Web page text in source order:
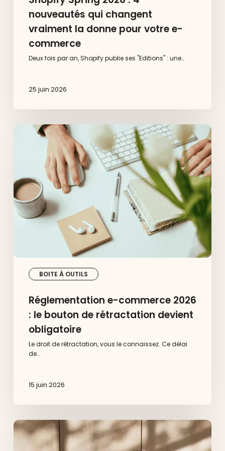
nouveautés qui changent
vraiment la donne pour votre e-
commerce
Deux fois par an, Shopify publie ses "Editions" : une…
25 juin 2026
BOITE À OUTILS
Réglementation
commerce
bouton
de
rétractation
devient
Réglementation e-commerce 2026
: le bouton de rétractation devient
obligatoire
Le droit de rétractation, vous le connaissez. Ce délai
de…
15 juin 2026
Migration
de
Magento